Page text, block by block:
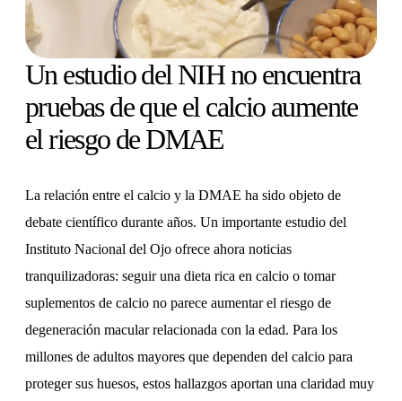
Un estudio del NIH no encuentra
pruebas de que el calcio aumente
el riesgo de DMAE
La relación entre el calcio y la DMAE ha sido objeto de
debate científico durante años. Un importante estudio del
Instituto Nacional del Ojo ofrece ahora noticias
tranquilizadoras: seguir una dieta rica en calcio o tomar
suplementos de calcio no parece aumentar el riesgo de
degeneración macular relacionada con la edad. Para los
millones de adultos mayores que dependen del calcio para
proteger sus huesos, estos hallazgos aportan una claridad muy